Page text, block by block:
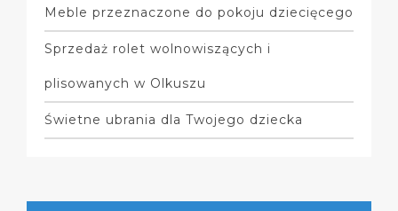
Meble przeznaczone do pokoju dziecięcego
Sprzedaż rolet wolnowiszących i
plisowanych w Olkuszu
Świetne ubrania dla Twojego dziecka